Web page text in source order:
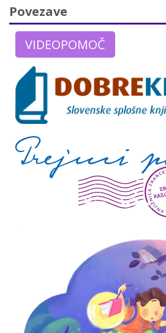
Povezave
VIDEOPOMOČ